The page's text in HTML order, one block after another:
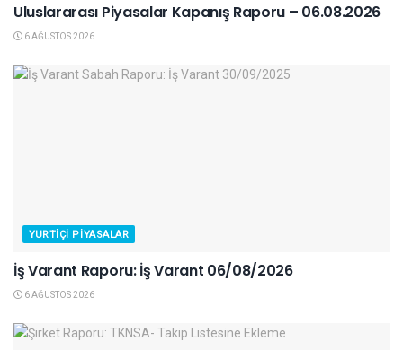
Uluslararası Piyasalar Kapanış Raporu – 06.08.2026
6 AĞUSTOS 2026
YURTIÇI PIYASALAR
İş Varant Raporu: İş Varant 06/08/2026
6 AĞUSTOS 2026